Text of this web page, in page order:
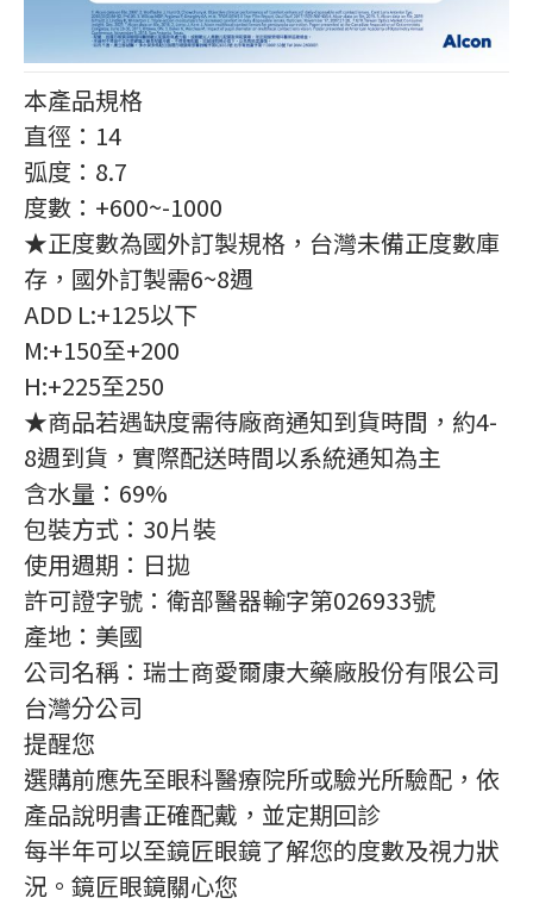
本產品規格
直徑：14
弧度：8.7
度數：+600~-1000
★正度數為國外訂製規格，台灣未備正度數庫
存，國外訂製需6~8週
ADD L:+125以下
M:+150至+200
H:+225至250
★商品若遇缺度需待廠商通知到貨時間，約4-
8週到貨，實際配送時間以系統通知為主
含水量：69%
包裝方式：30片裝
使用週期：日拋
許可證字號：衛部醫器輸字第026933號
產地：美國
公司名稱：瑞士商愛爾康大藥廠股份有限公司
台灣分公司
提醒您
選購前應先至眼科醫療院所或驗光所驗配，依
產品說明書正確配戴，並定期回診
每半年可以至鏡匠眼鏡了解您的度數及視力狀
況。鏡匠眼鏡關心您